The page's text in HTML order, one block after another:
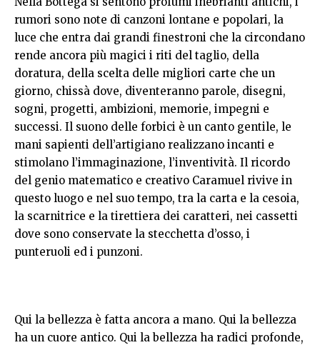
rumori sono note di canzoni lontane e popolari, la
luce che entra dai grandi finestroni che la circondano
rende ancora più magici i riti del taglio, della
doratura, della scelta delle migliori carte che un
giorno, chissà dove, diventeranno parole, disegni,
sogni, progetti, ambizioni, memorie, impegni e
successi. Il suono delle forbici è un canto gentile, le
mani sapienti dell’artigiano realizzano incanti e
stimolano l’immaginazione, l’inventività. Il ricordo
del genio matematico e creativo Caramuel rivive in
questo luogo e nel suo tempo, tra la carta e la cesoia,
la scarnitrice e la tirettiera dei caratteri, nei cassetti
dove sono conservate la stecchetta d’osso, i
punteruoli ed i punzoni.
Qui la bellezza è fatta ancora a mano. Qui la bellezza
ha un cuore antico. Qui la bellezza ha radici profonde,